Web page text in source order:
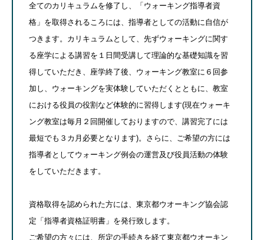
全てのカリキュラムを修了し、「ウォーキング指導者資
格」を取得されるころには、指導者としての活動に自信が
つきます。カリキュラムとして、先ずウォーキングに関す
る座学による講習を１日間受講して理論的な基礎知識を習
得していただき、座学終了後、ウォーキング教室に６回参
加し、ウォーキングを実体験していただくとともに、教室
における役員の役割など体験的に習得します(現在ウォーキ
ング教室は毎月２回開催しておりますので、講習完了には
最短でも３カ月必要となります)。さらに、ご希望の方には
指導者としてウォーキング例会の運営及び役員活動の体験
をしていただきます。
資格取得を認められた方には、東京都ウオーキング協会認
定「指導者資格証明書」を発行致します。
ご希望の方々には、所定の手続きを経て東京都ウオーキン